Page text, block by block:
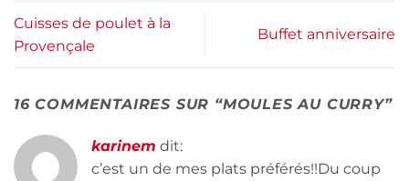
Cuisses de poulet à la
Provençale
Buffet anniversaire
16 COMMENTAIRES SUR “MOULES AU CURRY”
karinem dit:
c’est un de mes plats préférés!!Du coup